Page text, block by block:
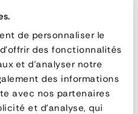
de personnaliser le
des fonctionnalités
et d'analyser notre
des informations
avec nos partenaires
et d'analyse, qui
ANSWERS